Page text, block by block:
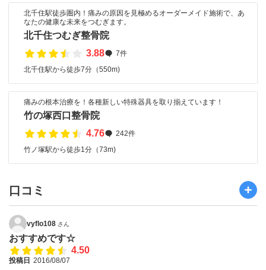
北千住駅徒歩圏内！痛みの原因を見極めるオーダーメイド施術で、あ
なたの健康な未来をつむぎます。
北千住つむぎ整骨院
3.88
7件
北千住駅から徒歩7分（550m)
痛みの根本治療を！各種新しい特殊器具を取り揃えています！
竹の塚西口整骨院
4.76
242件
竹ノ塚駅から徒歩1分（73m)
口コミ
vyflo108 さん
おすすめです☆
4.50
投稿日 2016/08/07